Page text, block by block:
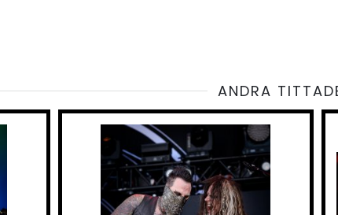
ANDRA